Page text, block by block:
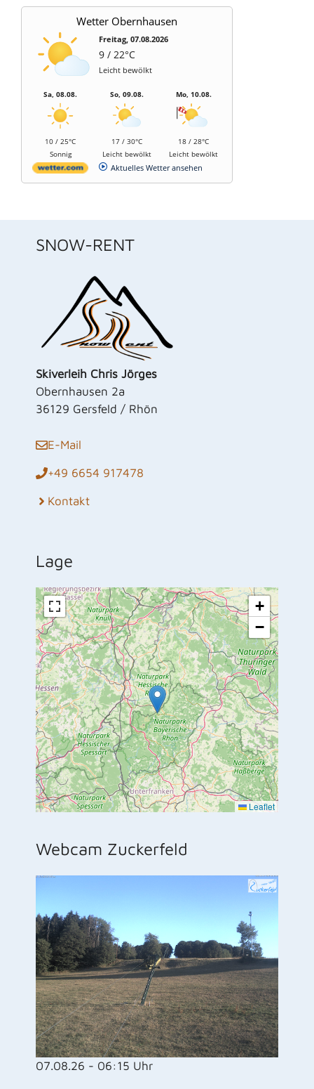
Wetter Obernhausen
Freitag, 07.08.2026
9 / 22°C
Leicht bewölkt
Sa, 08.08.
10 / 25°C
Sonnig
So, 09.08.
17 / 30°C
Leicht bewölkt
Mo, 10.08.
18 / 28°C
Leicht bewölkt
Aktuelles Wetter ansehen
SNOW-RENT
Skiverleih Chris Jörges
Obernhausen 2a
36129 Gersfeld / Rhön
E-Mail
+49 6654 917478
Kontakt
Lage
+
−
Leaflet
Webcam Zuckerfeld
07.08.26 - 06:15 Uhr